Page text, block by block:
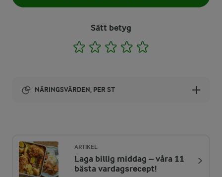
Sätt betyg
1 2 3 4
NÄRINGSVÄRDEN, PER ST
ENERGIDISTRIBUTION %
NÄRINGSVÄRDEN PER ST
ARTIKEL
Laga billig middag – våra 11
bästa vardagsrecept!